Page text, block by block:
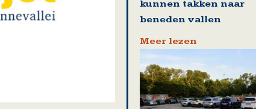
kunnen takken naar
beneden vallen
Meer lezen